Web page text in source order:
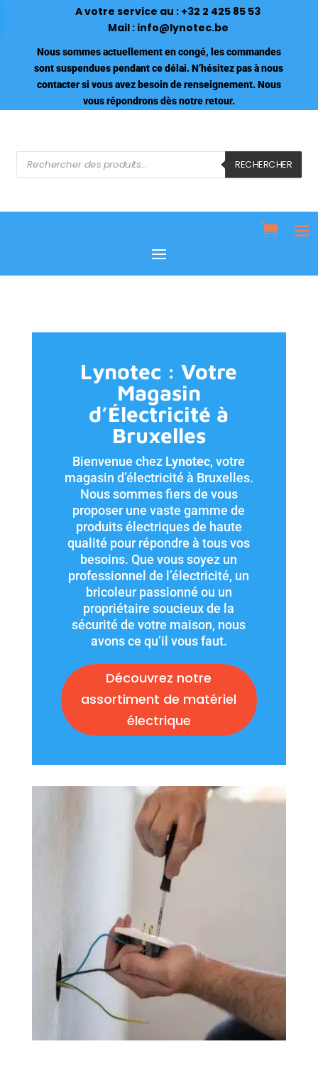
A votre service au : +32 2 425 85 53
Mail : info@lynotec.be
Nous sommes actuellement en congé, les commandes
sont suspendues pendant ce délai. N’hésitez pas à nous
contacter si vous avez besoin de renseignement. Nous
vous répondrons dès notre retour.
Recherche
de
produits
RECHERCHER
Lynotec : Votre
Magasin
d’Électricité à
Bruxelles
Bienvenue chez Lynotec, votre
magasin d’électricité à Bruxelles.
Nous sommes fiers de vous
proposer une vaste gamme de
produits électriques de haute
qualité pour répondre à tous vos
besoins. Que vous soyez un
professionnel de l’électricité, un
bricoleur passionné ou un
propriétaire soucieux de la
sécurité de votre maison, nous
avons ce qu’il vous faut.
Découvrez notre
assortiment de matériel
électrique